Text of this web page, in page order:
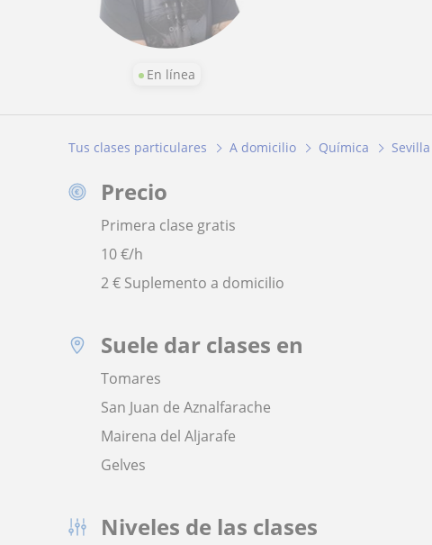
En línea
Tus clases particulares A domicilio Química Sevilla
Precio
Primera clase gratis
10€/h
2 € Suplemento a domicilio
Suele dar clases en
Tomares
San Juan de Aznalfarache
Mairena del Aljarafe
Gelves
Niveles de las clases